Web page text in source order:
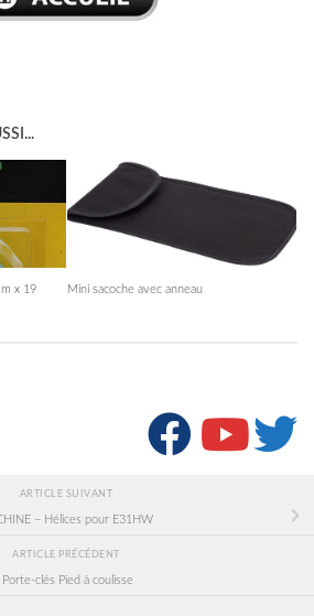
x 19
Mini sacoche avec anneau
ARTICLE SUIVANT
– Hélices pour E31HW
ARTICLE PRÉCÉDENT
Porte-clés Pied à coulisse